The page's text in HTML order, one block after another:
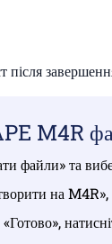
після
M4R
файли» та
на